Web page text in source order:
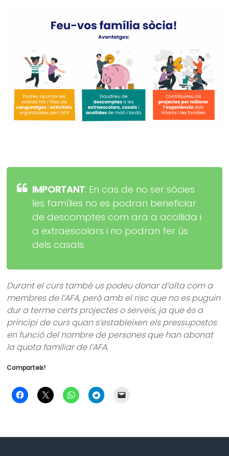
IMPORTANT: En cas de no ser sòcies
les famílies no es podran beneficiar
de descomptes com ara a acollida i
a extraescolars i no podran fer ús
dels casals.
Durant el curs també us podeu donar d’alta com a
membres de l’AFA, però amb el risc que no es puguin
dur a terme certs projectes o serveis, ja que és a
principi de curs quan s’estableixen els pressupostos
en funció del nombre de persones que han abonat
la quota familiar de l’AFA.
Comparteix!